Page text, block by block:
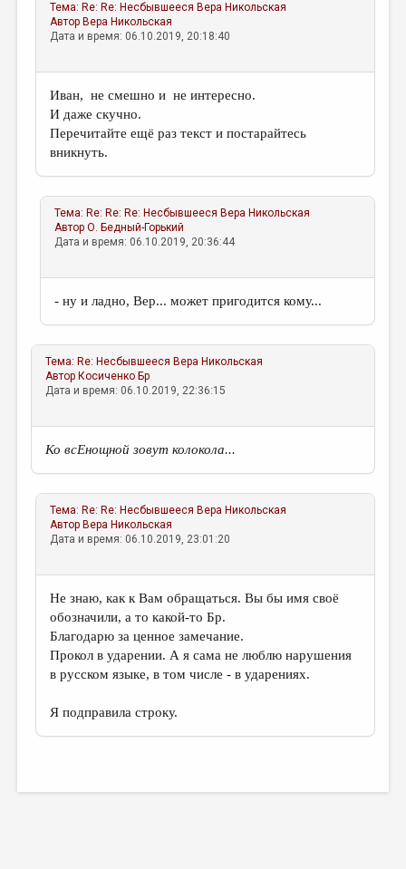
Тема: Re: Re: Несбывшееся Вера Никольская
Автор Вера Никольская
Дата и время: 06.10.2019, 20:18:40
Иван, не смешно и не интересно.
И даже скучно.
Перечитайте ещё раз текст и постарайтесь
вникнуть.
Тема: Re: Re: Re: Несбывшееся Вера Никольская
АвторО. Бедный-Горький
Дата и время: 06.10.2019, 20:36:44
- ну и ладно, Вер... может пригодится кому...
Тема: Re: Несбывшееся Вера Никольская
Автор Косиченко Бр
Дата и время: 06.10.2019, 22:36:15
Ко всЕнощной зовут колокола...
Тема: Re: Re: Несбывшееся Вера Никольская
Автор Вера Никольская
Дата и время: 06.10.2019, 23:01:20
Не знаю, как к Вам обращаться. Вы бы имя своё
обозначили, а то какой-то Бр.
Благодарю за ценное замечание.
Прокол в ударении. А я сама не люблю нарушения
в русском языке, в том числе - в ударениях.
Я подправила строку.